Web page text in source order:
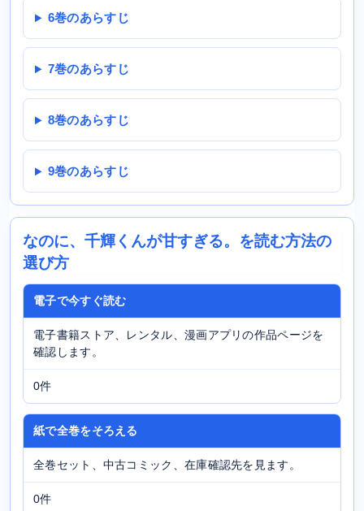
6巻のあらすじ
7巻のあらすじ
8巻のあらすじ
9巻のあらすじ
なのに、千輝くんが甘すぎる。を読む方法の
選び方
電子で今すぐ読む
電子書籍ストア、レンタル、漫画アプリの作品ページを
確認します。
0件
紙で全巻をそろえる
全巻セット、中古コミック、在庫確認先を見ます。
0件